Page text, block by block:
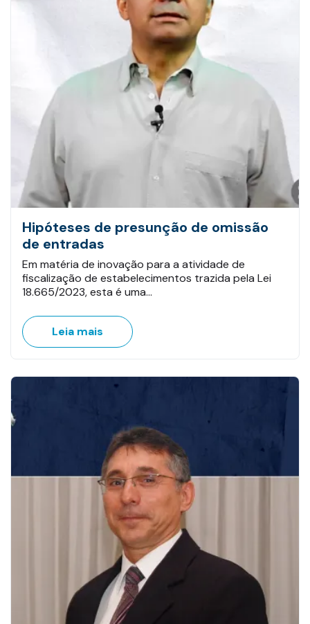
Hipóteses de presunção de omissão
de entradas
Em matéria de inovação para a atividade de
fiscalização de estabelecimentos trazida pela Lei
18.665/2023, esta é uma…
Leia mais